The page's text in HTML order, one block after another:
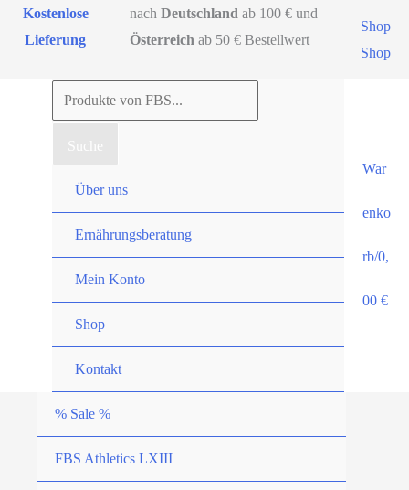
Zum
Inhalt
Kostenlose
Lieferung
nach Deutschland ab 100 € und
Österreich ab 50 € Bestellwert
Shop
Shop
Products
search
Suche
Über uns
Ernährungsberatung
Mein Konto
Shop
Kontakt
War
enko
rb/0,
00 €
% Sale %
FBS Athletics LXIII